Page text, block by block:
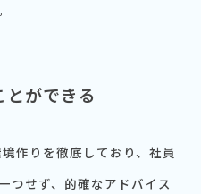
ができる
作りを徹底しており、社員
つせず、的確なアドバイス